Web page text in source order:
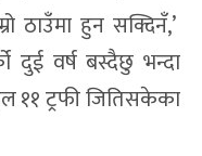
ठाउँमा हुन सक्दिनँ,’
दुई वर्ष बस्दैछु भन्दा
११ ट्रफी जितिसकेका